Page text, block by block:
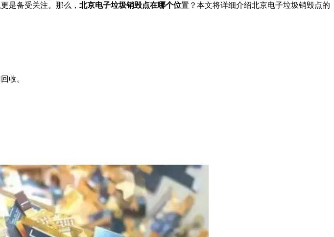
是备受关注。那么， 北京电子垃圾销毁点在哪个位置？本文将详细介绍北京电子垃圾销毁点的
收。